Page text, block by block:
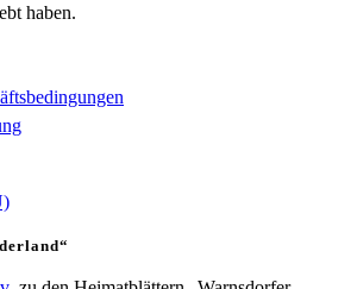
haben.